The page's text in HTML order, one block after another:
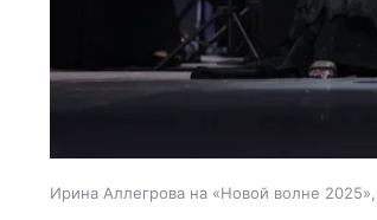
Ирина Аллегрова на «Новой волне